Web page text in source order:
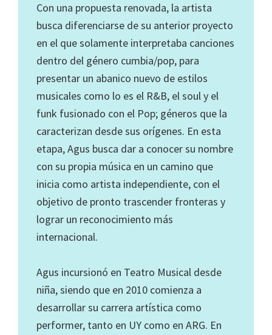
Con una propuesta renovada, la artista
busca diferenciarse de su anterior proyecto
en el que solamente interpretaba canciones
dentro del género cumbia/pop, para
presentar un abanico nuevo de estilos
musicales como lo es el R&B, el soul y el
funk fusionado con el Pop; géneros que la
caracterizan desde sus orígenes. En esta
etapa, Agus busca dar a conocer su nombre
con su propia música en un camino que
inicia como artista independiente, con el
objetivo de pronto trascender fronteras y
lograr un reconocimiento más
internacional.
Agus incursionó en Teatro Musical desde
niña, siendo que en 2010 comienza a
desarrollar su carrera artística como
performer, tanto en UY como en ARG. En